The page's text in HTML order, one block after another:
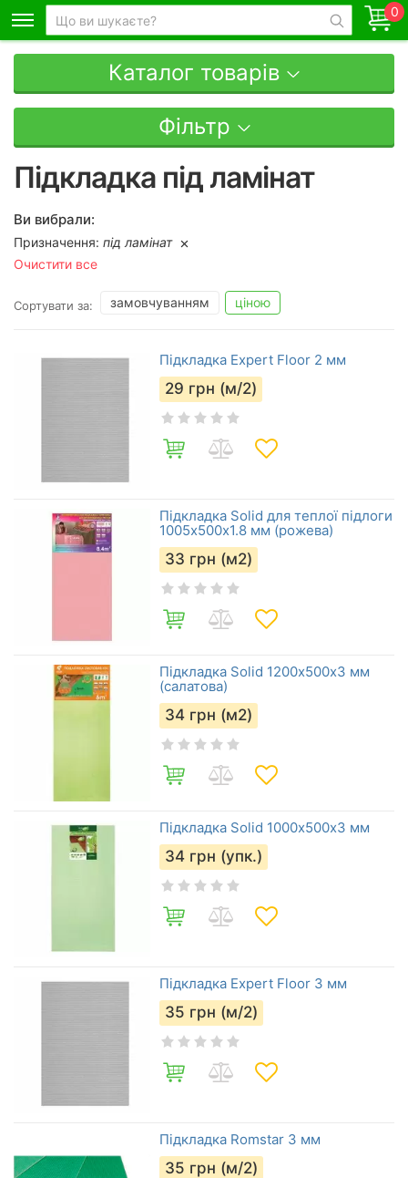
0
Каталог товарів
Фільтр
Підкладка під ламінат
Ви вибрали:
Призначення: під ламінат
Очистити все
Сортувати за: замовчуванням ціною
Підкладка Expert Floor 2 мм
29 грн (м/2)
Підкладка Solid для теплої підлоги
1005х500х1.8 мм (рожева)
33 грн (м2)
Підкладка Solid 1200х500х3 мм
(салатова)
34 грн (м2)
Підкладка Solid 1000х500х3 мм
34 грн (упк.)
Підкладка Expert Floor 3 мм
35 грн (м/2)
Підкладка Romstar 3 мм
35 грн (м/2)